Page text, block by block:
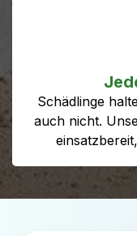
Schädlinge
auch nicht.